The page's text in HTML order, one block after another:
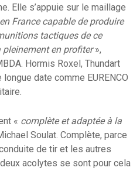
Elle s’appuie sur le maillage
France capable de produire
tactiques de ce
pleinement en profiter»,
Hormis Roxel, Thundart
date comme EURENCO
« complète et adaptée à la
Soulat. Complète, parce
de tir et les autres
acolytes se sont pour cela